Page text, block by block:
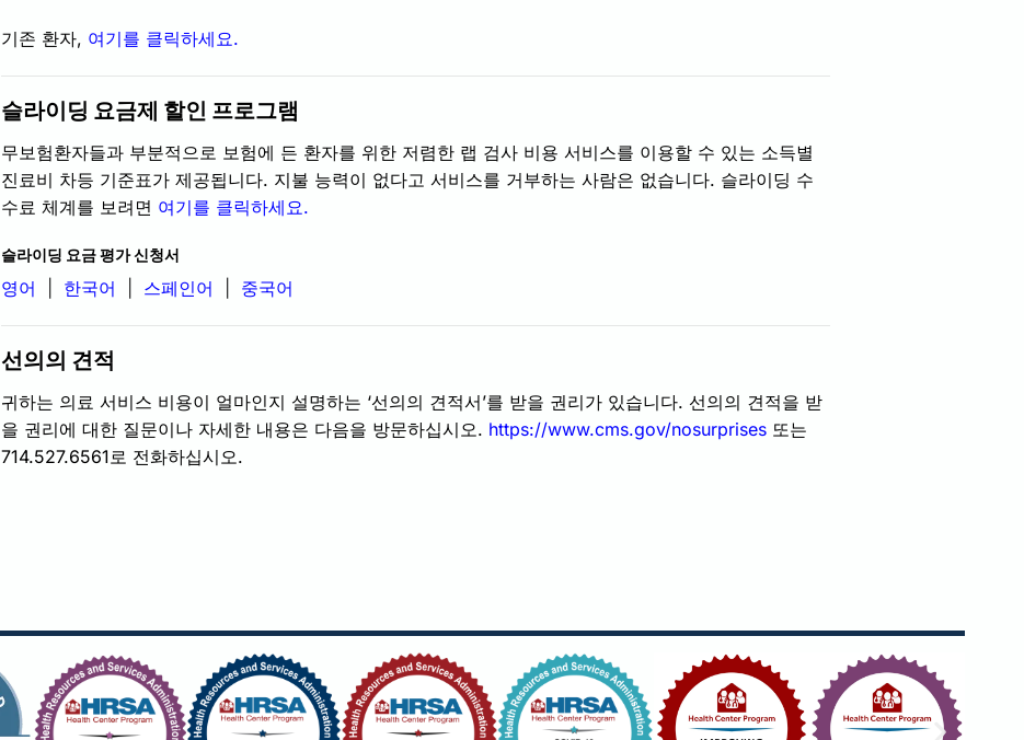
기존 환자, 여기를 클릭하세요.
슬라이딩 요금제 할인 프로그램
무보험환자들과 부분적으로 보험에 든 환자를 위한 저렴한 랩 검사 비용 서비스를 이용할 수 있는 소득별
진료비 차등 기준표가 제공됩니다. 지불 능력이 없다고 서비스를 거부하는 사람은 없습니다. 슬라이딩 수
수료 체계를 보려면 여기를 클릭하세요.
슬라이딩 요금 평가 신청서
영어
한국어 스페인어 중국어
선의의 견적
귀하는 의료 서비스 비용이 얼마인지 설명하는 ‘선의의 견적서’를 받을 권리가 있습니다. 선의의 견적을 받
을 권리에 대한 질문이나 자세한 내용은 다음을 방문하십시오. https://www.cms.gov/nosurprises 또는
714.527.6561로 전화하십시오.